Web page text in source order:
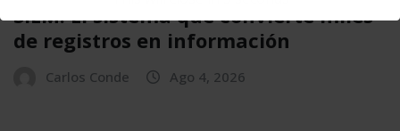
SIEM: El sistema que convierte miles
de registros en información
Carlos Conde Ago 4, 2026